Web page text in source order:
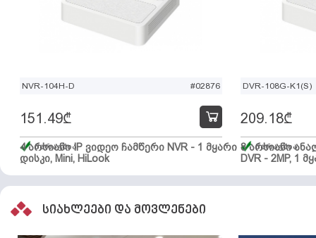
NVR-104H-D #02876
4 არხიანი IP ვიდეო ჩამწერი NVR - 1 მყარი
დისკი, Mini, HiLook
151.49₾
მარაგშია
DVR-108G-K1(S)
8 არხიანი
DVR - 2MP, 1
209.18₾
მარაგშია
სიახლეები და მოვლენები